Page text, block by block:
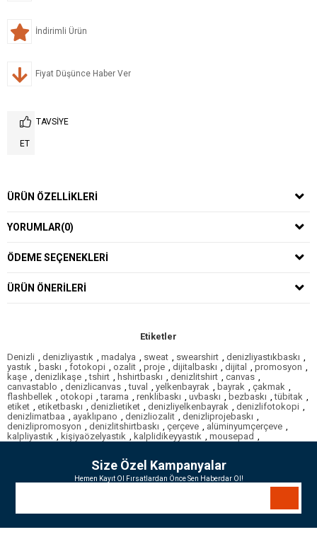
İndirimli Ürün
Fiyat Düşünce Haber Ver
TAVSIYE
ET
ÜRÜN ÖZELLIKLERI
YORUMLAR(0)
ÖDEME SEÇENEKLERI
ÜRÜN ÖNERILERI
Etiketler
Denizli , denizliyastık , madalya , sweat , swearshirt , denizliyastıkbaskı ,
yastık , baskı , fotokopi , ozalit , proje , dijitalbaskı , dijital , promosyon ,
kaşe , denizlikaşe , tshirt , hshirtbaskı , denizlitshirt , canvas ,
canvastablo , denizlicanvas , tuval , yelkenbayrak , bayrak , çakmak ,
flashbellek , otokopi , tarama , renklibaskı , uvbaskı , bezbaskı , tübitak ,
etiket , etiketbaskı , denizlietiket , denizliyelkenbayrak , denizlifotokopi ,
denizlimatbaa , ayaklıpano , denizliozalit , denizliprojebaskı ,
denizlipromosyon , denizlitshirtbaskı , çerçeve , alüminyumçerçeve ,
kalpliyastık , kişiyaözelyastık , kalplidikeyyastık , mousepad ,
Size Özel Kampanyalar
Hemen Kayıt Ol Fırsatlardan Önce Sen Haberdar Ol!